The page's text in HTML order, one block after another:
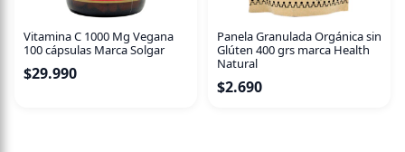
Vitamina C 1000 Mg Vegana
100 cápsulas Marca Solgar
$29.990
Panela Granulada Orgánica sin
Glúten 400 grs marca Health
Natural
$2.690